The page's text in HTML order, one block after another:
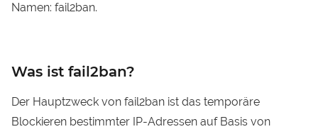
Namen: fail2ban.
Was ist fail2ban?
Der Hauptzweck von fail2ban ist das temporäre
Blockieren bestimmter IP-Adressen auf Basis von